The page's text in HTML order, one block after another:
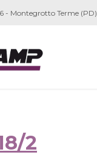
- Montegrotto Terme (PD)
2